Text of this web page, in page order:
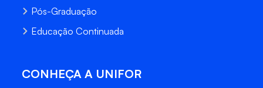
Pós-Graduação
Educação Continuada
CONHEÇA A UNIFOR